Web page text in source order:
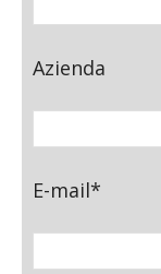
Azienda
E-mail*